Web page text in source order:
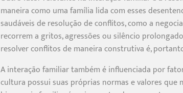
maneira como uma família lida com esses
saudáveis de resolução de conflitos, como a
recorrem a gritos, agressões ou silêncio
resolver conflitos de maneira construtiva é,
A interação familiar também é influenciada por
cultura possui suas próprias normas e valores que